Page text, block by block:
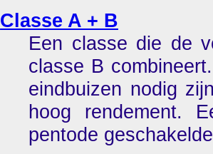
Classe A + B
Een classe die de
classe B
eindbuizen nodig
hoog rendement.
pentode